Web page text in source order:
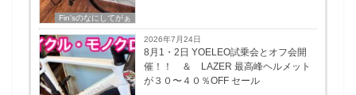
Fin'sのなにしてがぁ
2026年7月24日
8月1・2日 YOELEO試乗会とオフ会開
催！！ ＆ LAZER 最高峰ヘルメット
が３０〜４０％OFF セール